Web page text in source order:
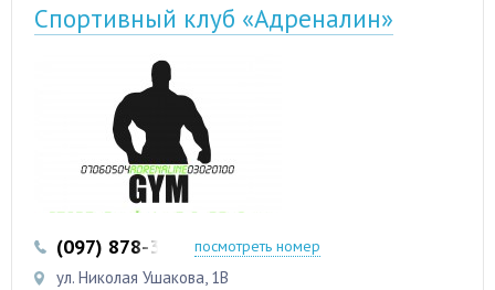
Спортивный клуб «Адреналин»
(097) 878-38-00посмотреть номер
ул. Николая Ушакова, 1В